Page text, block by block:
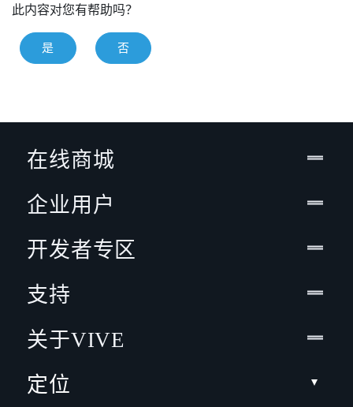
此内容对您有帮助吗？
是 否
在线商城
企业用户
开发者专区
支持
关于VIVE
定位